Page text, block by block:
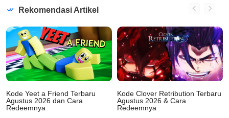
Rekomendasi Artikel
Kode Yeet a Friend Terbaru
Agustus 2026 dan Cara
Redeemnya
Kode Clover Retribution Terbaru
Agustus 2026 & Cara
Redeemnya